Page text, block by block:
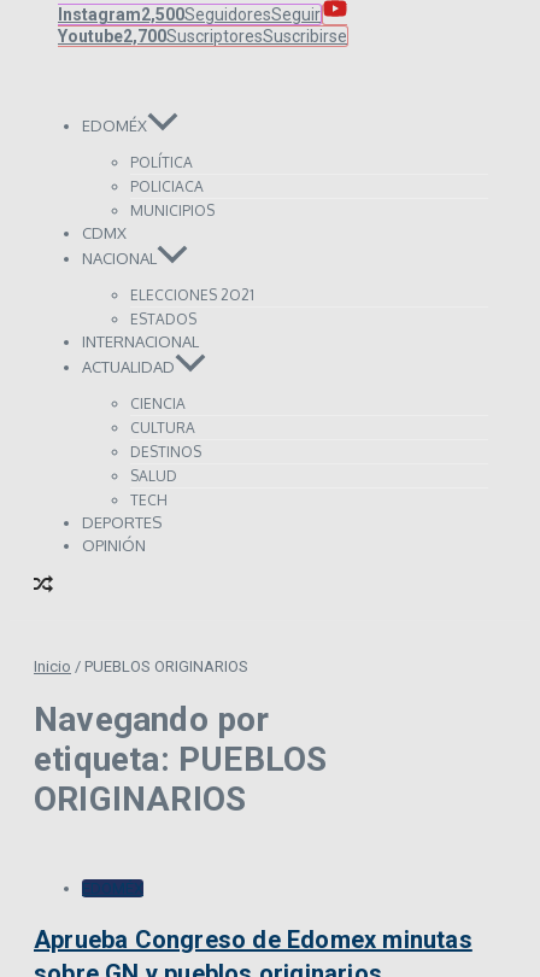
Instagram2,500SeguidoresSeguir
Youtube2,700SuscriptoresSuscribirse
EDOMÉX
POLÍTICA
POLICIACA
MUNICIPIOS
CDMX
NACIONAL
ELECCIONES 2O21
ESTADOS
INTERNACIONAL
ACTUALIDAD
CIENCIA
CULTURA
DESTINOS
SALUD
TECH
DEPORTES
OPINIÓN
Inicio / PUEBLOS ORIGINARIOS
Navegando por
etiqueta: PUEBLOS
ORIGINARIOS
EDOMÉX
Aprueba Congreso de Edomex minutas